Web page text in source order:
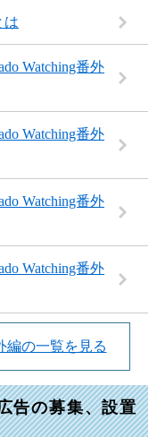
は
Watching番外
Watching番外
Watching番外
Watching番外
編の一覧を見る
告の募集、設置